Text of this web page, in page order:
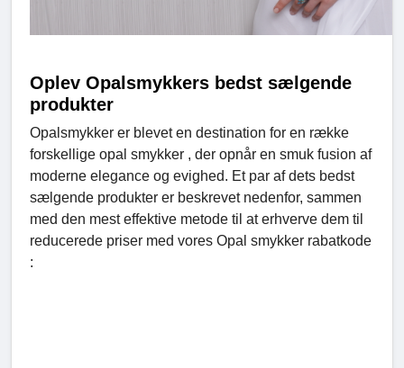
Oplev Opalsmykkers bedst sælgende
produkter
Opalsmykker er blevet en destination for en række
forskellige opal smykker , der opnår en smuk fusion af
moderne elegance og evighed. Et par af dets bedst
sælgende produkter er beskrevet nedenfor, sammen
med den mest effektive metode til at erhverve dem til
reducerede priser med vores Opal smykker rabatkode
: